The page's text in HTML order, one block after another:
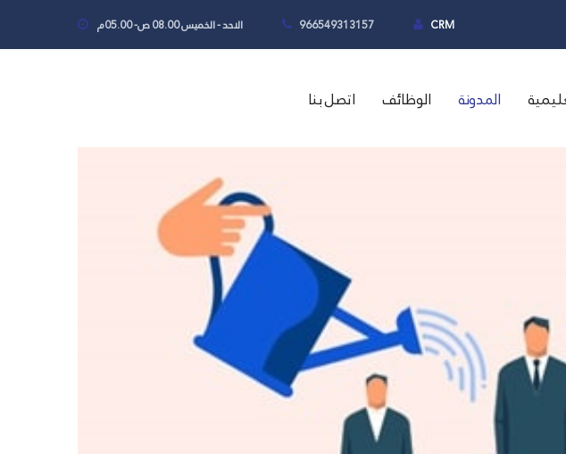
الاحد - الخميس 08.00 ص- 05.00م 966549313157 CRM
المدونة الوظائف اتصل بنا